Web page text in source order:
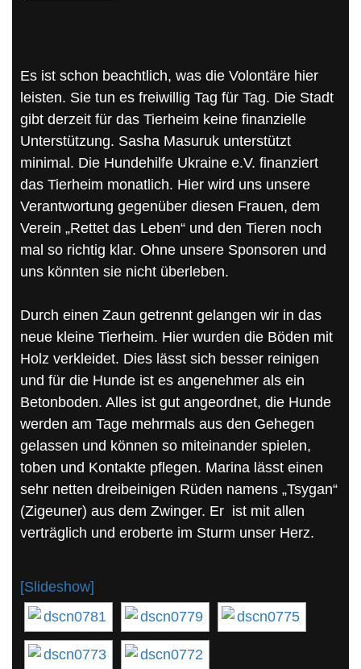
Es ist schon beachtlich, was die Volontäre hier
leisten. Sie tun es freiwillig Tag für Tag. Die Stadt
gibt derzeit für das Tierheim keine finanzielle
Unterstützung. Sasha Masuruk unterstützt
minimal. Die Hundehilfe Ukraine e.V. finanziert
das Tierheim monatlich. Hier wird uns unsere
Verantwortung gegenüber diesen Frauen, dem
Verein „Rettet das Leben“ und den Tieren noch
mal so richtig klar. Ohne unsere Sponsoren und
uns könnten sie nicht überleben.
Durch einen Zaun getrennt gelangen wir in das
neue kleine Tierheim. Hier wurden die Böden mit
Holz verkleidet. Dies lässt sich besser reinigen
und für die Hunde ist es angenehmer als ein
Betonboden. Alles ist gut angeordnet, die Hunde
werden am Tage mehrmals aus den Gehegen
gelassen und können so miteinander spielen,
toben und Kontakte pflegen. Marina lässt einen
sehr netten dreibeinigen Rüden namens „Tsygan“
(Zigeuner) aus dem Zwinger. Er ist mit allen
verträglich und eroberte im Sturm unser Herz.
[Slideshow]